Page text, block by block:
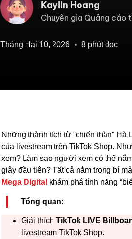
Kaylin Hoang
Chuyên gia Quảng cáo
Tháng Hai 10, 2026 8 phút đọc
Những thành tích từ “chiến thần”
của livestream trên TikTok Shop.
xem? Làm sao người xem có thể
giây đầu tiên? Tất cả nằm trong bí
Mega Digital khám phá tính năng
Tổng quan:
Giải thích TikTok LIVE
livestream TikTok Shop.